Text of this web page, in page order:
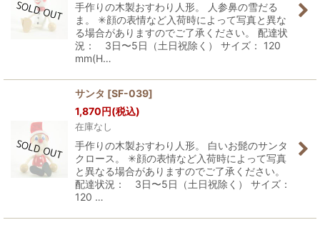
手作りの木製おすわり人形。 人参鼻の雪だる
ま。 ✳︎顔の表情など入荷時によって写真と異な
る場合がありますのでご了承ください。 配達状
況： 3日〜5日（土日祝除く） サイズ： 120
mm(H…
サンタ [SF-039]
1,870円(税込)
在庫なし
手作りの木製おすわり人形。 白いお髭のサンタ
クロース。 ✳︎顔の表情など入荷時によって写真
と異なる場合がありますのでご了承ください。
配達状況： 3日〜5日（土日祝除く） サイズ：
120 …